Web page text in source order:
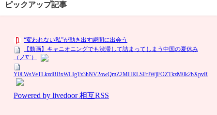
ピックアップ記事